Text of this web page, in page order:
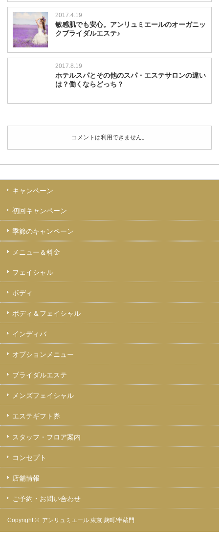
2017.4.19
敏感肌でも安心。アンリュミエールのオーガニッ
クブライダルエステ♪
2017.8.19
ホテルスパとその他のスパ・エステサロンの違い
は？働くならどっち？
コメントは利用できません。
キャンペーン
初回キャンペーン
季節のキャンペーン
メニュー＆料金
フェイシャル
ボディ
ボディ＆フェイシャル
インディバ
オプションメニュー
ブライダルエステ
メンズフェイシャル
エステギフト券
スタッフ・フロア案内
コンセプト
店舗情報
ご予約・お問い合わせ
Copyright © アンリュミエール 東京 麹町/半蔵門